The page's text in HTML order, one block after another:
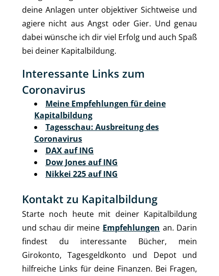
deine Anlagen unter objektiver Sichtweise und
agiere nicht aus Angst oder Gier. Und genau
dabei wünsche ich dir viel Erfolg und auch Spaß
bei deiner Kapitalbildung.
Interessante Links zum
Coronavirus
Meine Empfehlungen für deine
Kapitalbildung
Tagesschau: Ausbreitung des
Coronavirus
DAX auf ING
Dow Jones auf ING
Nikkei 225 auf ING
Kontakt zu Kapitalbildung
Starte noch heute mit deiner Kapitalbildung
und schau dir meine Empfehlungen an. Darin
findest du interessante Bücher, mein
Girokonto, Tagesgeldkonto und Depot und
hilfreiche Links für deine Finanzen. Bei Fragen,